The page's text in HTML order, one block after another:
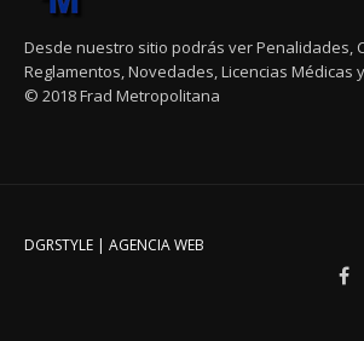
Desde nuestro sitio podrás ver Penalidades,
Reglamentos, Novedades, Licencias Médicas
© 2018 Frad Metropolitana
DGRSTYLE | AGENCIA WEB